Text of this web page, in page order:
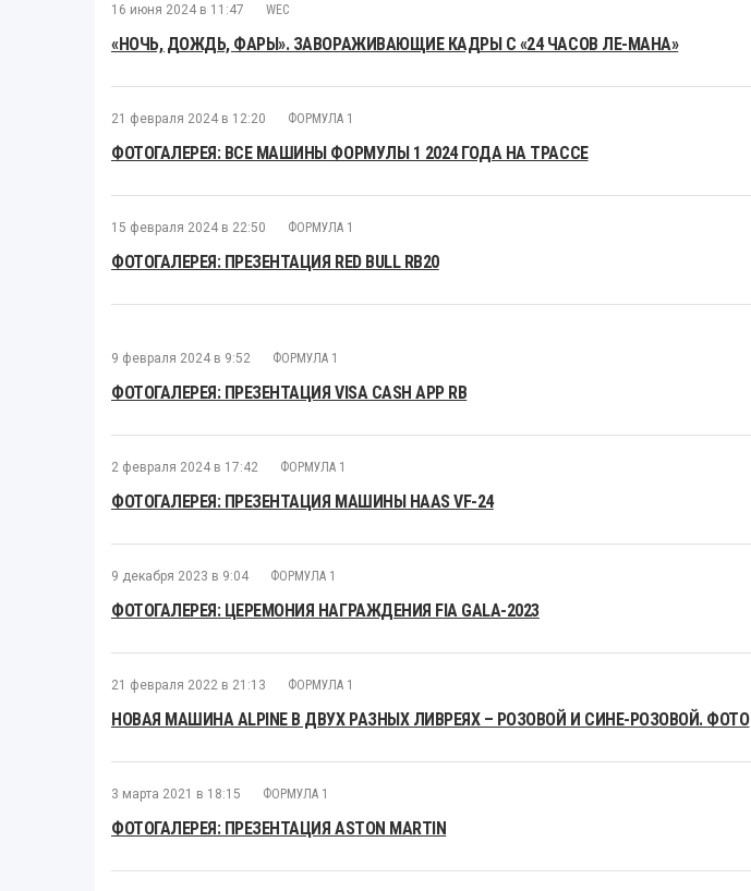
16 июня 2024 в 11:47 WEC
«НОЧЬ, ДОЖДЬ, ФАРЫ». ЗАВОРАЖИВАЮЩИЕ КАДРЫ С «24 ЧАСОВ ЛЕ-МАНА»
21 февраля 2024 в 12:20 ФОРМУЛА 1
ФОТОГАЛЕРЕЯ: ВСЕ МАШИНЫ ФОРМУЛЫ 1 2024 ГОДА НА ТРАССЕ
15 февраля 2024 в 22:50 ФОРМУЛА 1
ФОТОГАЛЕРЕЯ: ПРЕЗЕНТАЦИЯ RED BULL RB20
9 февраля 2024 в 9:52 ФОРМУЛА 1
ФОТОГАЛЕРЕЯ: ПРЕЗЕНТАЦИЯ VISA CASH APP RB
2 февраля 2024 в 17:42 ФОРМУЛА 1
ФОТОГАЛЕРЕЯ: ПРЕЗЕНТАЦИЯ МАШИНЫ HAAS VF-24
9 декабря 2023 в 9:04 ФОРМУЛА 1
ФОТОГАЛЕРЕЯ: ЦЕРЕМОНИЯ НАГРАЖДЕНИЯ FIA GALA-2023
21 февраля 2022 в 21:13 ФОРМУЛА 1
НОВАЯ МАШИНА ALPINE В ДВУХ РАЗНЫХ ЛИВРЕЯХ – РОЗОВОЙ И СИНЕ-РОЗОВОЙ. ФОТО
3 марта 2021 в 18:15 ФОРМУЛА 1
ФОТОГАЛЕРЕЯ: ПРЕЗЕНТАЦИЯ ASTON MARTIN